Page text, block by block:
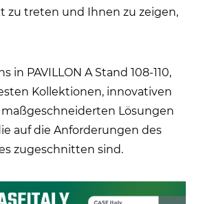
zu treten und Ihnen zu zeigen,
in PAVILLON A Stand 108-110,
Kollektionen, innovativen
Lösungen
auf die Anforderungen des
zugeschnitten sind.